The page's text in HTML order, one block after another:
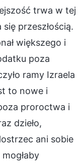
trwa w tej
się przeszłością.
większego i
poza
ramy Izraela
to nowe i
proroctwa i
dzieło,
ani sobie